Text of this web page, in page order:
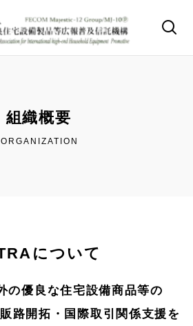
組織概要
ORGANIZATION
について
の優良な住宅設備商品等の
路開拓・国際取引関係支援を